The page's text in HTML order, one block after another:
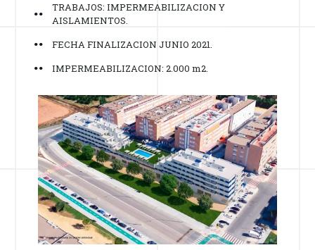
TRABAJOS: IMPERMEABILIZACION Y
AISLAMIENTOS.
FECHA FINALIZACION JUNIO 2021.
IMPERMEABILIZACION: 2.000 m2.